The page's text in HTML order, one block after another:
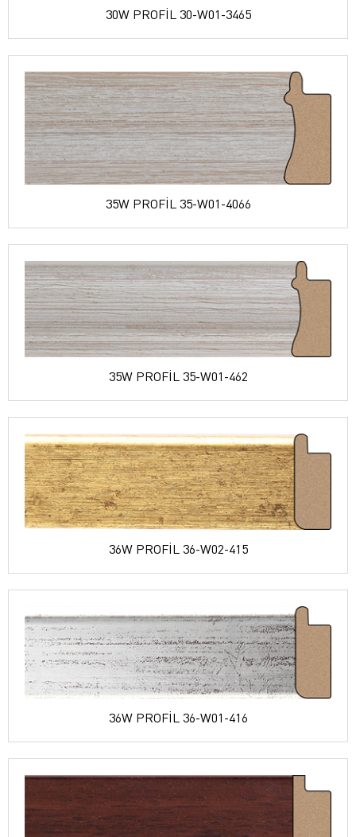
30W PROFİL 30-W01-3465
35W PROFİL 35-W01-4066
35W PROFİL 35-W01-462
36W PROFİL 36-W02-415
36W PROFİL 36-W01-416